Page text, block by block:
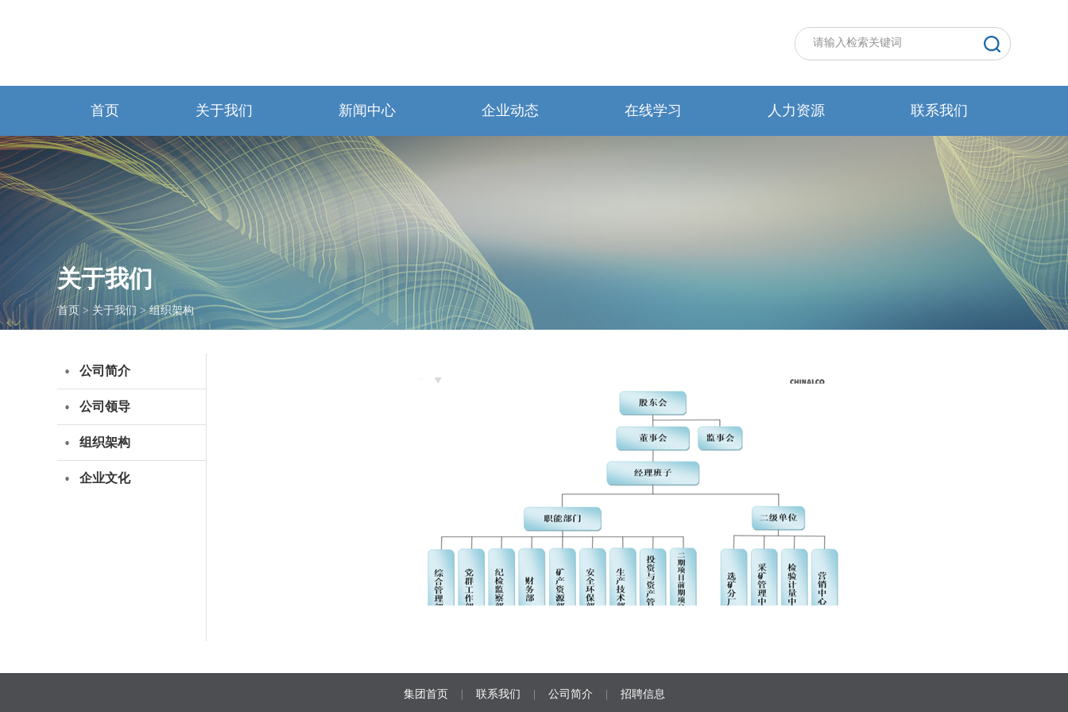
首页 关于我们 新闻中心 企业动态 在线学习 人力资源 联系我们
关于我们
首页 > 关于我们 >组织架构
公司简介
公司领导
组织架构
企业文化
集团首页 联系我们 公司简介 招聘信息